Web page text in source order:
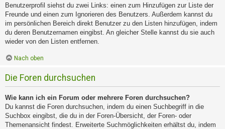
Benutzerprofil siehst du zwei Links: einen zum Hinzufügen zur Liste der
Freunde und einen zum Ignorieren des Benutzers. Außerdem kannst du
im persönlichen Bereich direkt Benutzer zu den Listen hinzufügen, indem
du deren Benutzernamen eingibst. An gleicher Stelle kannst du sie auch
wieder von den Listen entfernen.
Nach oben
Die Foren durchsuchen
Wie kann ich ein Forum oder mehrere Foren durchsuchen?
Du kannst die Foren durchsuchen, indem du einen Suchbegriff in die
Suchbox eingibst, die du in der Foren-Übersicht, der Foren- oder
Themenansicht findest. Erweiterte Suchmöglichkeiten erhältst du, indem